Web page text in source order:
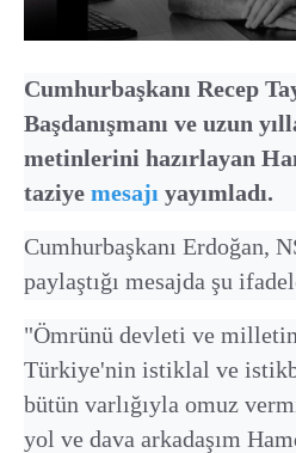
Cumhurbaşkanı Recep
Başdanışmanı ve uzun
metinlerini hazırlayan
taziye mesajı yayımladı.
Cumhurbaşkanı Erdoğan,
paylaştığı mesajda şu
"Ömrünü devleti ve
Türkiye'nin istiklal ve
bütün varlığıyla omuz
yol ve dava arkadaşım